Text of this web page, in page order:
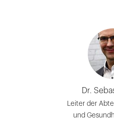
Dr.
Leiter der
und